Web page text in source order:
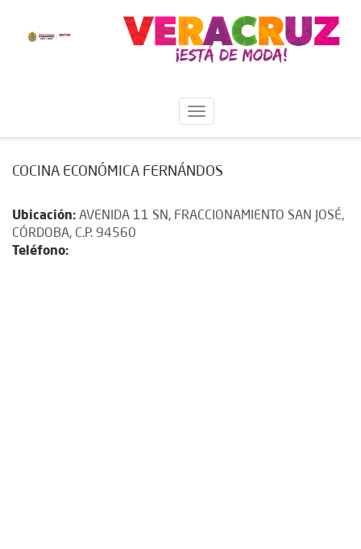
COCINA ECONÓMICA FERNÁNDOS
Ubicación: AVENIDA 11 SN, FRACCIONAMIENTO SAN JOSÉ,
CÓRDOBA, C.P. 94560
Teléfono: